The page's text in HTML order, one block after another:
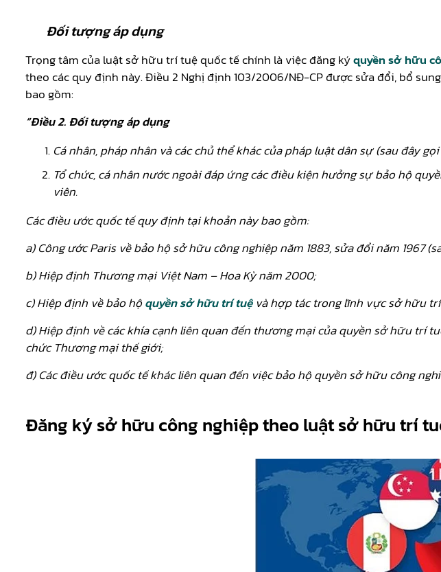
Đối tượng áp dụng
Trọng tâm của luật sở hữu trí tuệ quốc tế chính là việc đăng kýquyền sở hữu
theo các quy định này. Điều 2 Nghị định 103/2006/NĐ-CP được sửa đổi, bổ
bao gồm:
“Điều 2. Đối tượng áp dụng
Cá nhân, pháp nhân và các chủ thể khác của pháp luật dân sự (sau đây
Tổ chức, cá nhân nước ngoài đáp ứng các điều kiện hưởng sự bảo hộ
viên.
Các điều ước quốc tế quy định tại khoản này bao gồm:
a) Công ước Paris về bảo hộ sở hữu công nghiệp năm 1883, sửa đổi năm 1967
b) Hiệp định Thương mại Việt Nam – Hoa Kỳ năm 2000;
c) Hiệp định về bảo hộquyền sở hữu trí tuệvà hợp tác trong lĩnh vực sở hữu trí
d) Hiệp định về các khía cạnh liên quan đến thương mại của quyền sở hữu trí
chức Thương mại thế giới;
đ) Các điều ước quốc tế khác liên quan đến việc bảo hộ quyền sở hữu công
Đăng ký sở hữu công nghiệp theo luật sở hữu trí